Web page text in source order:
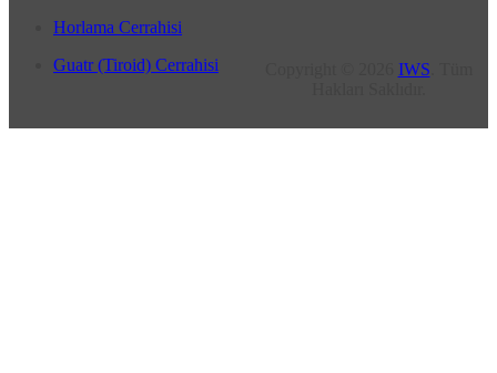
Horlama Cerrahisi
Guatr (Tiroid) Cerrahisi
IWS